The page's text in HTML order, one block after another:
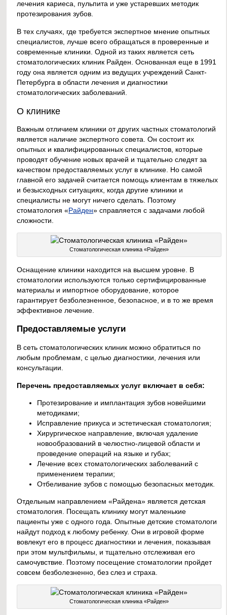
лечения кариеса, пульпита и уже устаревших методик
протезирования зубов.
В тех случаях, где требуется экспертное мнение опытных
специалистов, лучше всего обращаться в проверенные и
современные клиники. Одной из таких является сеть
стоматологических клиник Райден. Основанная еще в 1991
году она является одним из ведущих учреждений Санкт-
Петербурга в области лечения и диагностики
стоматологических заболеваний.
О клинике
Важным отличием клиники от других частных стоматологий
является наличие экспертного совета. Он состоит их
опытных и квалифицированных специалистов, которые
проводят обучение новых врачей и тщательно следят за
качеством предоставляемых услуг в клинике. Но самой
главной его задачей считается помощь клиентам в тяжелых
и безысходных ситуациях, когда другие клиники и
специалисты не могут ничего сделать. Поэтому
стоматология «Райден» справляется с задачами любой
сложности.
Стоматологическая клиника «Райден»
Оснащение клиники находится на высшем уровне. В
стоматологии используются только сертифицированные
материалы и импортное оборудование, которое
гарантирует безболезненное, безопасное, и в то же время
эффективное лечение.
Предоставляемые услуги
В сеть стоматологических клиник можно обратиться по
любым проблемам, с целью диагностики, лечения или
консультации.
Перечень предоставляемых услуг включает в себя:
Протезирование и имплантация зубов новейшими
методиками;
Исправление прикуса и эстетическая стоматология;
Хирургическое направление, включая удаление
новообразований в челюстно-лицевой области и
проведение операций на языке и губах;
Лечение всех стоматологических заболеваний с
применением терапии;
Отбеливание зубов с помощью безопасных методик.
Отдельным направлением «Райдена» является детская
стоматология. Посещать клинику могут маленькие
пациенты уже с одного года. Опытные детские стоматологи
найдут подход к любому ребенку. Они в игровой форме
вовлекут его в процесс диагностики и лечения, показывая
при этом мультфильмы, и тщательно отслеживая его
самочувствие. Поэтому посещение стоматологии пройдет
совсем безболезненно, без слез и страха.
Стоматологическая клиника «Райден»